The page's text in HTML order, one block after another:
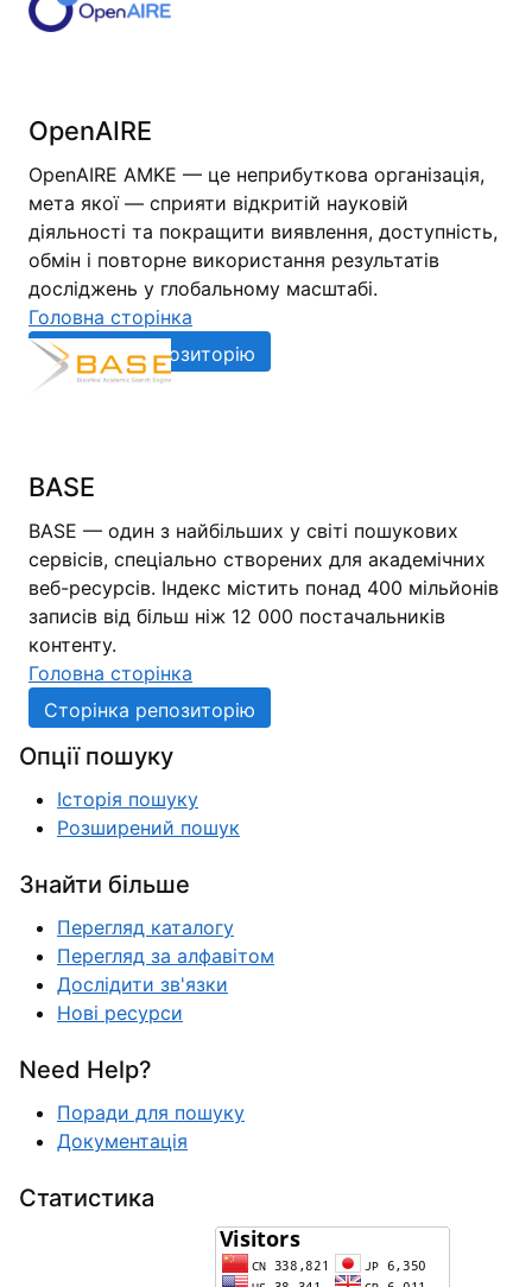
OpenAIRE
OpenAIRE AMKE — це неприбуткова організація,
мета якої — сприяти відкритій науковій
діяльності та покращити виявлення, доступність,
обмін і повторне використання результатів
досліджень у глобальному масштабі.
Головна сторінка
Сторінка репозиторію
BASE
BASE — один з найбільших у світі пошукових
сервісів, спеціально створених для академічних
веб-ресурсів. Індекс містить понад 400 мільйонів
записів від більш ніж 12 000 постачальників
контенту.
Головна сторінка
Сторінка репозиторію
Опції пошуку
Історія пошуку
Розширений пошук
Знайти більше
Перегляд каталогу
Перегляд за алфавітом
Дослідити зв'язки
Нові ресурси
Need Help?
Поради для пошуку
Документація
Статистика